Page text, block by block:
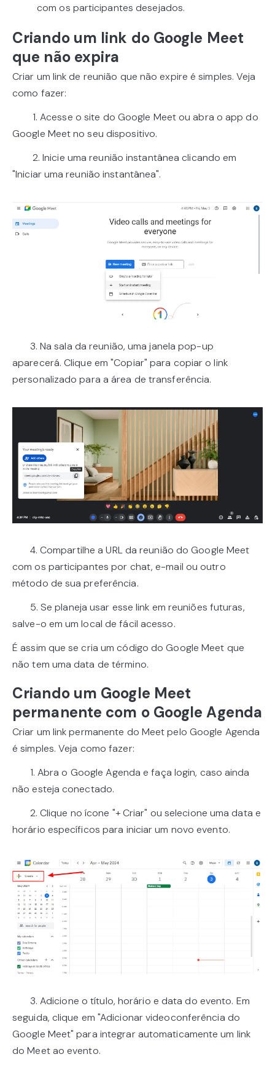
com os participantes desejados.
Criando um link do Google Meet
que não expira
Criar um link de reunião que não expire é simples. Veja
como fazer:
1. Acesse o site do Google Meet ou abra o app do
Google Meet no seu dispositivo.
2. Inicie uma reunião instantânea clicando em
"Iniciar uma reunião instantânea".
3. Na sala da reunião, uma janela pop-up
aparecerá. Clique em "Copiar" para copiar o link
personalizado para a área de transferência.
4. Compartilhe a URL da reunião do Google Meet
com os participantes por chat, e-mail ou outro
método de sua preferência.
5. Se planeja usar esse link em reuniões futuras,
salve-o em um local de fácil acesso.
É assim que se cria um código do Google Meet que
não tem uma data de término.
Criando um Google Meet
permanente com o Google Agenda
Criar um link permanente do Meet pelo Google Agenda
é simples. Veja como fazer:
1. Abra o Google Agenda e faça login, caso ainda
não esteja conectado.
2. Clique no ícone "+ Criar" ou selecione uma data e
horário específicos para iniciar um novo evento.
3. Adicione o título, horário e data do evento. Em
seguida, clique em "Adicionar videoconferência do
Google Meet" para integrar automaticamente um link
do Meet ao evento.